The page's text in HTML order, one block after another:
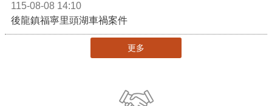
115-08-08 14:10
後龍鎮福寧里頭湖車禍案件
更多